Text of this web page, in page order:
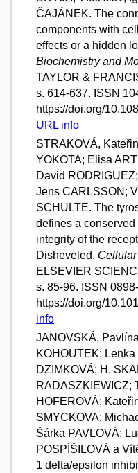
ČAJÁNEK. The
components with
effects or a hidden
Biochemistry and
TAYLOR &
s. 614-637. ISSN
https://doi.org/
URL info
STRAKOVÁ,
YOKOTA; Elisa
David
Jens CARLSSON;
SCHULTE. The
defines a conserved
integrity of the
Disheveled.
ELSEVIER
s. 85-96. ISSN
https://doi.org/
info
JANOVSKÁ,
KOHOUTEK;
DZIMKOVÁ; H.
RADASZKIEWICZ;
HOFEROVÁ;
SMYCKOVA;
Šárka PAVLOVÁ;
POSPÍŠILOVÁ a
1 delta/epsilon